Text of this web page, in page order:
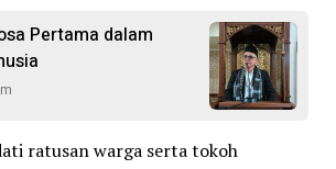
Pertama dalam
ratusan warga serta tokoh